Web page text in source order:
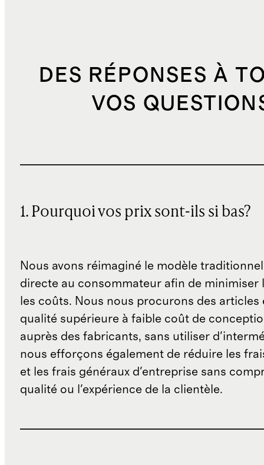
DES RÉPONSES À
VOS
1. Pourquoi vos prix sont-ils si bas?
Nous avons réimaginé le modèle
directe au consommateur afin de minimiser
les coûts. Nous nous procurons des articles
qualité supérieure à faible coût de
auprès des fabricants, sans utiliser
nous efforçons également de réduire les
et les frais généraux d'entreprise sans
qualité ou l'expérience de la clientèle.